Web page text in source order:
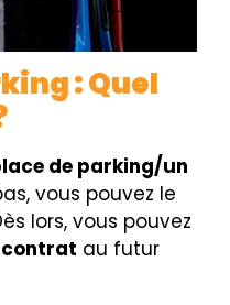
: Quel
de parking/un
vous pouvez le
lors, vous pouvez
contrat au futur